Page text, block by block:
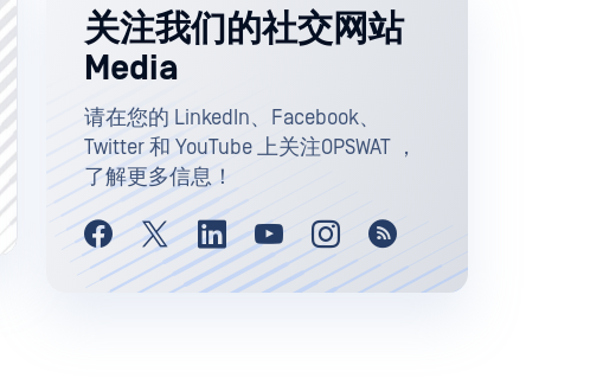
关注我们的社交网站
Media
请在您的 LinkedIn、Facebook、
Twitter 和 YouTube 上关注OPSWAT ，
了解更多信息！